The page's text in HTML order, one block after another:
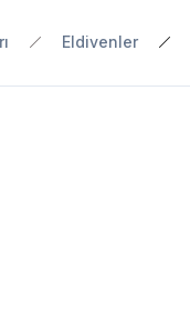
Eldivenler